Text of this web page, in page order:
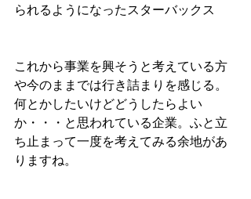
られるようになったスターバックス
これから事業を興そうと考えている方
や今のままでは行き詰まりを感じる。
何とかしたいけどどうしたらよい
か・・・と思われている企業。ふと立
ち止まって一度を考えてみる余地があ
りますね。